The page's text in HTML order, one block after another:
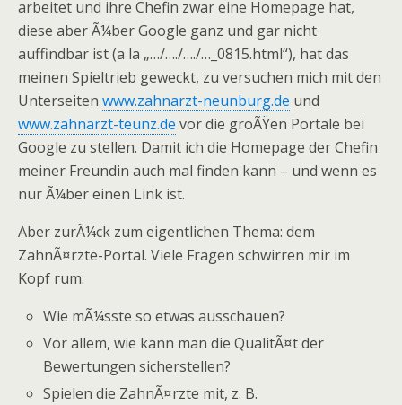
arbeitet und ihre Chefin zwar eine Homepage hat,
diese aber Ã¼ber Google ganz und gar nicht
auffindbar ist (a la „…/…./…./…_0815.html“), hat das
meinen Spieltrieb geweckt, zu versuchen mich mit den
Unterseiten www.zahnarzt-neunburg.de und
www.zahnarzt-teunz.de vor die groÃŸen Portale bei
Google zu stellen. Damit ich die Homepage der Chefin
meiner Freundin auch mal finden kann – und wenn es
nur Ã¼ber einen Link ist.
Aber zurÃ¼ck zum eigentlichen Thema: dem
ZahnÃ¤rzte-Portal. Viele Fragen schwirren mir im
Kopf rum:
Wie mÃ¼sste so etwas ausschauen?
Vor allem, wie kann man die QualitÃ¤t der
Bewertungen sicherstellen?
Spielen die ZahnÃ¤rzte mit, z. B.